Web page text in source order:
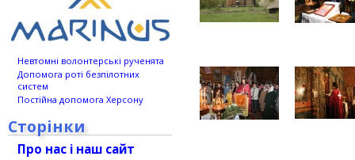
Невтомні волонтерські рученята
Допомога роті безпілотних
систем
Постійна допомога Херсону
Сторінки
Про нас і наш сайт